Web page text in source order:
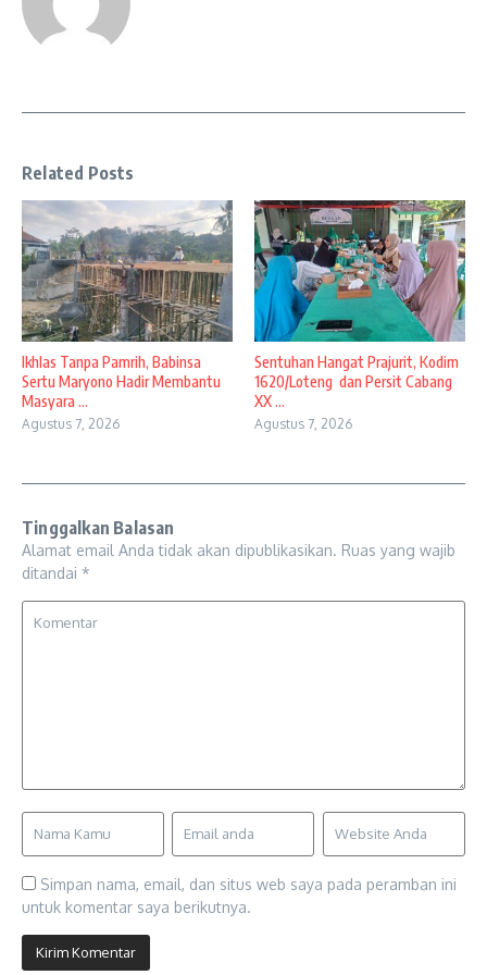
Related Posts
Ikhlas Tanpa Pamrih, Babinsa
Sertu Maryono Hadir Membantu
Masyara ...
Agustus 7, 2026
Sentuhan Hangat Prajurit, Kodim
1620/Loteng dan Persit Cabang
XX ...
Agustus 7, 2026
Tinggalkan Balasan
Alamat email Anda tidak akan dipublikasikan. Ruas yang wajib
ditandai *
Simpan nama, email, dan situs web saya pada peramban ini
untuk komentar saya berikutnya.